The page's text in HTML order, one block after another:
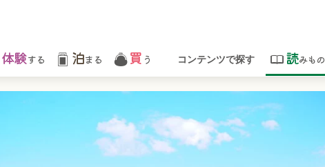
体験する 泊まる 買 う コンテンツで探す 読みもの